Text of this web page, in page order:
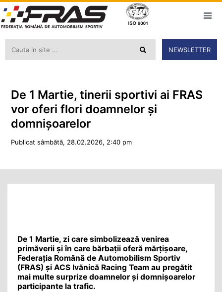
NEWSLETTER
De 1 Martie, tinerii sportivi ai FRAS
vor oferi flori doamnelor și
domnișoarelor
Publicat sâmbătă, 28.02.2026, 2:40 pm
De 1 Martie, zi care simbolizează venirea
primăverii și în care bărbații oferă mărțișoare,
Federația Română de Automobilism Sportiv
(FRAS) și ACS Ivănică Racing Team au pregătit
mai multe surprize doamnelor și domnișoarelor
participante la trafic.